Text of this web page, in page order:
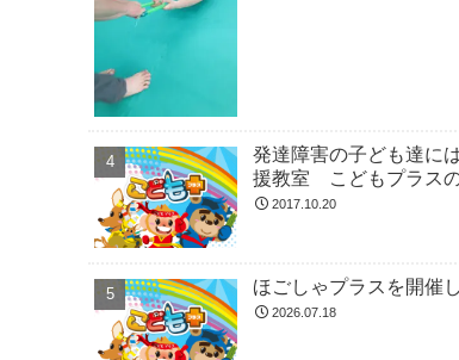
発達障害の子ども達に
援教室 こどもプラス
2017.10.20
ほごしゃプラスを開催
2026.07.18